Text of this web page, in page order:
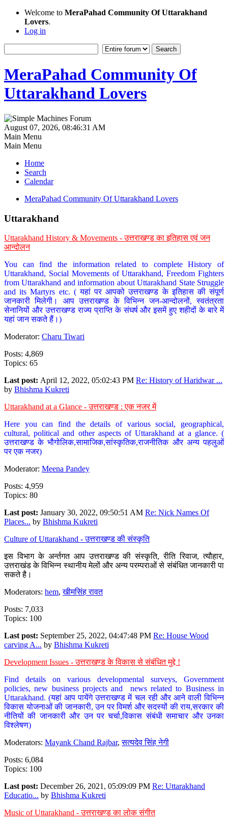
Welcome to MeraPahad Community Of Uttarakhand
Lovers.
Log in
MeraPahad Community Of
Uttarakhand Lovers
August 07, 2026, 08:46:31 AM
Main Menu
Main Menu
Home
Search
Calendar
MeraPahad Community Of Uttarakhand Lovers
Uttarakhand
Uttarakhand History & Movements - उत्तराखण्ड का इतिहास एवं जन
आन्दोलन
You can find the information related to complete History of
Uttarakhand, Social Movements of Uttarakhand, Freedom Fighters
from Uttarakhand and information about Uttarakhand State Struggle
and its Martyrs etc. ( यहां पर आपको उत्तराखण्ड के इतिहास की संपूर्ण
जानकारी मिलेगी। आप उत्तराखण्ड के विभिन्न जन-आन्दोलनों, स्वतंत्रता
सेनानियों और उत्तराखण्ड राज्य प्राप्ति के संघर्ष और इसमें हुए शहीदों के बारे में
यहां जान सकते हैं।)
Moderator: Charu Tiwari
Posts: 4,869
Topics: 65
Last post: April 12, 2022, 05:02:43 PM Re: History of Haridwar ...
by Bhishma Kukreti
Uttarakhand at a Glance - उत्तराखण्ड : एक नजर में
Here you can find the details of various social, geographical,
cultural, political and other aspects of Uttarakhand at a glance. (
उत्तराखण्ड के भौगोलिक,सामाजिक,सांस्कृतिक,राजनीतिक और अन्य पहलुओं
पर एक नजर)
Moderator: Meena Pandey
Posts: 4,959
Topics: 80
Last post: January 30, 2022, 09:50:51 AM Re: Nick Names Of
Places... by Bhishma Kukreti
Culture of Uttarakhand - उत्तराखण्ड की संस्कृति
इस विभाग के अर्न्तगत आप उत्तराखण्ड की संस्कृति, रीति रिवाज, त्यौहार,
उत्तराखंड के विभिन्न स्थानीय मेलों और अन्य परम्पराओं से संबंधित जानकारी पा
सकते है।
Moderators: hem,खीमसिंह रावत
Posts: 7,033
Topics: 100
Last post: September 25, 2022, 04:47:48 PM Re: House Wood
carving A... by Bhishma Kukreti
Development Issues - उत्तराखण्ड के विकास से संबंधित मुद्दे !
Find details on various developmental surveys, Government
policies, new business projects and news related to Business in
Uttarakhand. (यहां आप पायेंगे उत्तराखण्ड में चल रही और आने वाली विभिन्न
विकास योजनाओं की जानकारी, उन पर विमर्श और सदस्यों की राय,सरकार की
नीतियों की जानकारी और उन पर चर्चा,विकास संबंधी समाचार और उनका
विश्लेषण)
Moderators: Mayank Chand Rajbar,सत्यदेव सिंह नेगी
Posts: 6,084
Topics: 100
Last post: December 26, 2021, 05:09:09 PM Re: Uttarakhand
Educatio... by Bhishma Kukreti
Music of Uttarakhand - उत्तराखण्ड का लोक संगीत